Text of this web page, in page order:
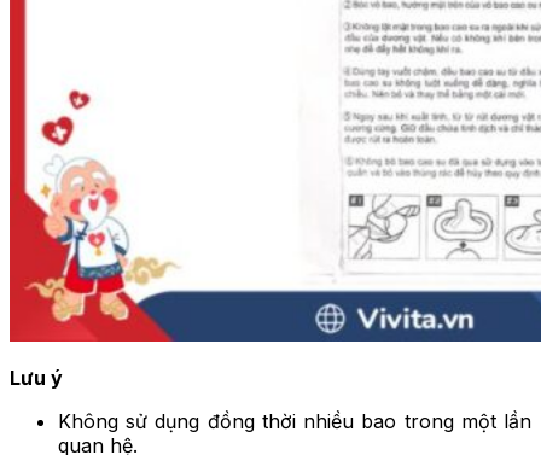
Lưu ý
Không sử dụng đồng thời nhiều bao trong một lần
quan hệ.